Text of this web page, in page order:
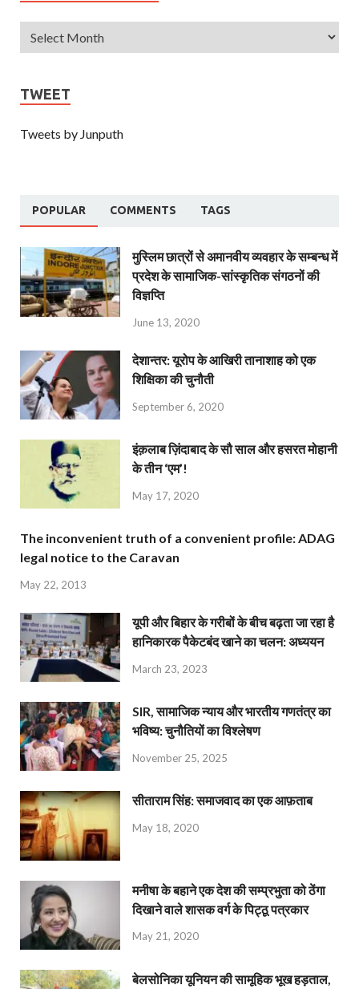
TWEET
Tweets by Junputh
POPULAR COMMENTS TAGS
मुस्लिम छात्रों से अमानवीय व्यवहार के सम्बन्ध में
प्रदेश के सामाजिक-सांस्कृतिक संगठनों की
विज्ञप्ति
June 13, 2020
देशान्‍तर: यूरोप के आखिरी तानाशाह को एक
शिक्षिका की चुनौती
September 6, 2020
इंक़लाब ज़िंदाबाद के सौ साल और हसरत मोहानी
के तीन ‘एम’!
May 17, 2020
The inconvenient truth of a convenient profile: ADAG
legal notice to the Caravan
May 22, 2013
यूपी और बिहार के गरीबों के बीच बढ़ता जा रहा है
हानिकारक पैकेटबंद खाने का चलन: अध्ययन
March 23, 2023
SIR, सामाजिक न्याय और भारतीय गणतंत्र का
भविष्य: चुनौतियों का विश्लेषण
November 25, 2025
सीताराम सिंह: समाजवाद का एक आफ़ताब
May 18, 2020
मनीषा के बहाने एक देश की सम्प्रभुता को ठेंगा
दिखाने वाले शासक वर्ग के पिट्ठू पत्रकार
May 21, 2020
बेलसोनिका यूनियन की सामूहिक भूख हड़ताल,